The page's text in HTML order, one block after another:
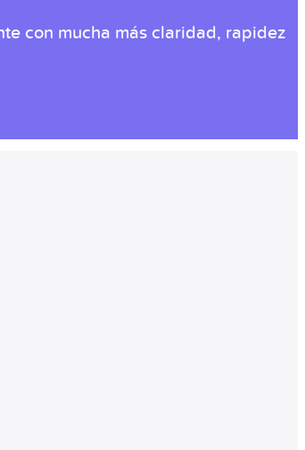
con mucha más claridad, rapidez